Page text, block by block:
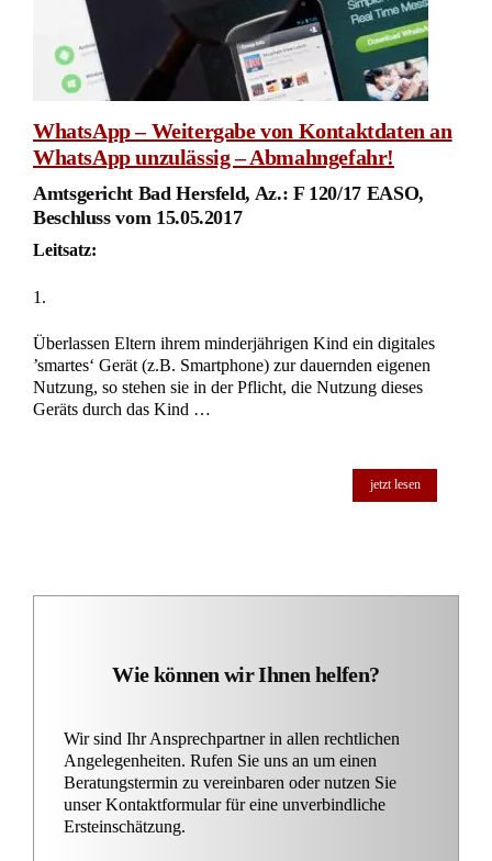
WhatsApp – Weitergabe von Kontaktdaten an
WhatsApp unzulässig – Abmahngefahr!
Amtsgericht Bad Hersfeld, Az.: F 120/17 EASO,
Beschluss vom 15.05.2017
Leitsatz:
1.
Überlassen Eltern ihrem minderjährigen Kind ein digitales
’smartes‘ Gerät (z.B. Smartphone) zur dauernden eigenen
Nutzung, so stehen sie in der Pflicht, die Nutzung dieses
Geräts durch das Kind …
jetzt lesen
Wie können wir Ihnen helfen?
Wir sind Ihr Ansprechpartner in allen rechtlichen
Angelegenheiten. Rufen Sie uns an um einen
Beratungstermin zu vereinbaren oder nutzen Sie
unser Kontaktformular für eine unverbindliche
Ersteinschätzung.